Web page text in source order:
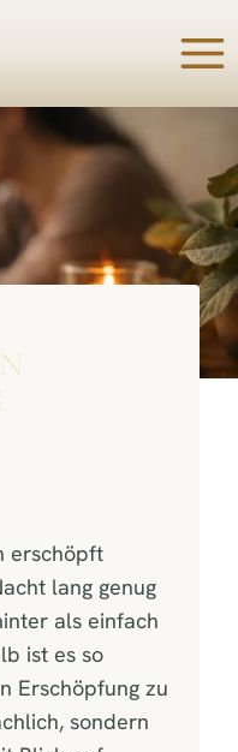
erschöpft
lang genug
als einfach
ist es so
Erschöpfung zu
sondern